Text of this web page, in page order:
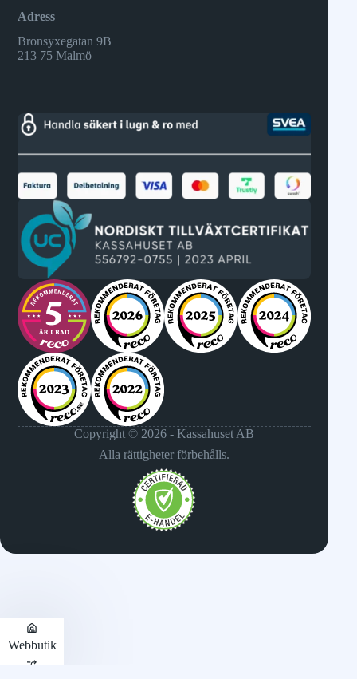
Adress
Bronsyxegatan 9B
213 75 Malmö
Copyright © 2026 - Kassahuset AB
Alla rättigheter förbehålls.
Webbutik